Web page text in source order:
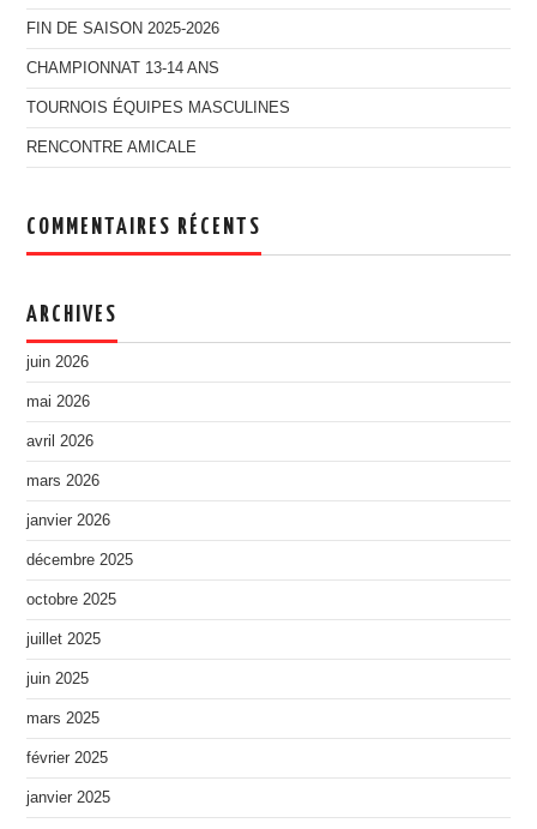
FIN DE SAISON 2025-2026
CHAMPIONNAT 13-14 ANS
TOURNOIS ÉQUIPES MASCULINES
RENCONTRE AMICALE
COMMENTAIRES RÉCENTS
ARCHIVES
juin 2026
mai 2026
avril 2026
mars 2026
janvier 2026
décembre 2025
octobre 2025
juillet 2025
juin 2025
mars 2025
février 2025
janvier 2025